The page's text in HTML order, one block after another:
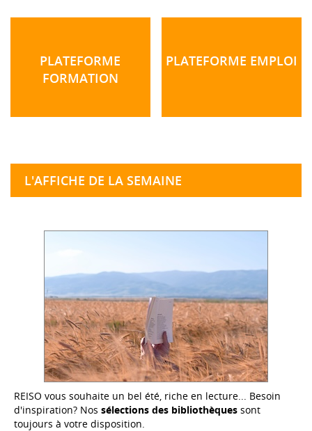
PLATEFORME
FORMATION
PLATEFORME EMPLOI
L'AFFICHE DE LA SEMAINE
REISO vous souhaite un bel été, riche en lecture... Besoin
d'inspiration? Nos sélections des bibliothèques sont
toujours à votre disposition.